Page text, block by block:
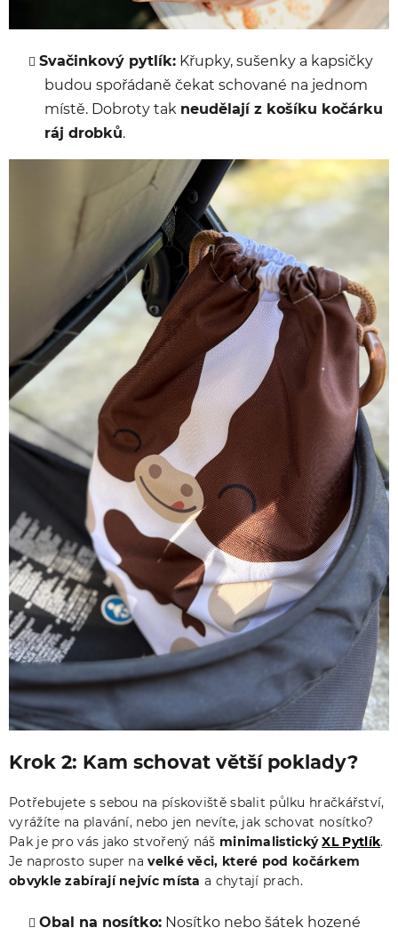
Svačinkový pytlík: Křupky, sušenky a kapsičky
budou spořádaně čekat schované na jednom
místě. Dobroty tak neudělají z košíku kočárku
ráj drobků.
Krok 2: Kam schovat větší poklady?
Potřebujete s sebou na pískoviště sbalit půlku hračkářství,
vyrážíte na plavání, nebo jen nevíte, jak schovat nosítko?
Pak je pro vás jako stvořený náš minimalistickýXL Pytlík.
Je naprosto super navelké věci, které pod kočárkem
obvykle zabírají nejvíc místa a chytají prach.
Obal na nosítko: Nosítko nebo šátek hozené